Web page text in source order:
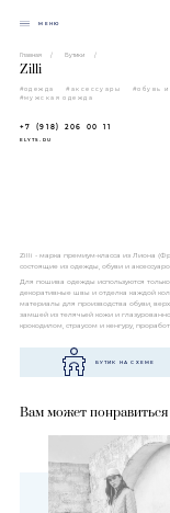
МЕНЮ
Главная Бутики
Zilli
#одежда #аксессуары
#обувь
#мужская одежда
+7 (918) 206 00 11
ELYTS.RU
Zilli - марка премиум-класса из Лиона
состоящие из одежды, обуви и
Для пошива одежды используются
декоративные швы и отделка каждой
материалы для производства обуви,
замшей из телячьей кожи и
крокодилом, страусом и кенгуру,
БУТИК НА СХЕМЕ
Вам может понравиться